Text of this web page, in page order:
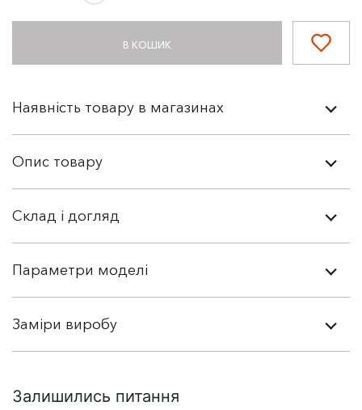
В КОШИК
Наявність товару в магазинах
Опис товару
Склад і догляд
Параметри моделі
Заміри виробу
Залишились питання